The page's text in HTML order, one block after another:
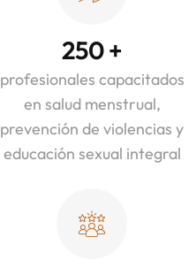
250+
profesionales capacitados
en salud menstrual,
prevención de violencias y
educación sexual integral